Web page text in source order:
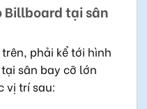
Billboard tại sân
phải kể tới hình
sân bay cỡ lớn
vị trí sau: